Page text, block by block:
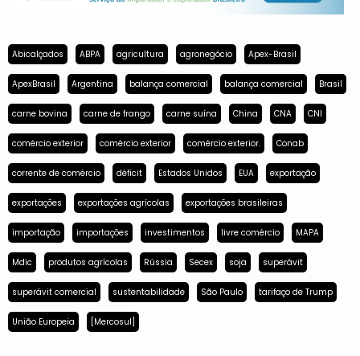
Abicalçados ABPA agricultura agronegócio Apex-Brasil
ApexBrasil Argentina balança comercial balança comercial Brasil
carne bovina carne de frango carne suína China CNA CNI
comércio exterior comércio exterior comércio exterior. Conab
corrente de comércio déficit Estados Unidos EUA exportação
exportações exportações agrícolas exportações brasileiras
importação importações investimentos livre comércio MAPA
Mdic produtos agrícolas Rússia Secex soja superávit
superávit comercial sustentabilidade São Paulo tarifaço de Trump
União Europeia [Mercosul]